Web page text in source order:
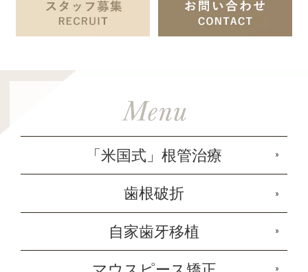
「米国式」根管治療
歯根破折
自家歯牙移植